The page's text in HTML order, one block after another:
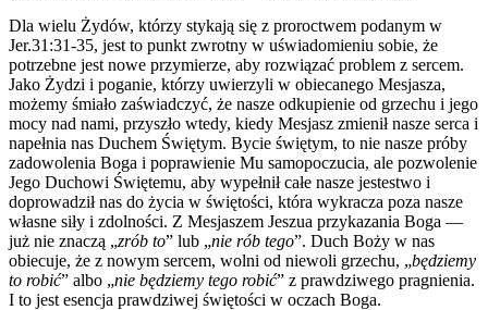
Dla wielu Żydów, którzy stykają się z proroctwem podanym w
Jer.31:31-35, jest to punkt zwrotny w uświadomieniu sobie, że
potrzebne jest nowe przymierze, aby rozwiązać problem z sercem.
Jako Żydzi i poganie, którzy uwierzyli w obiecanego Mesjasza,
możemy śmiało zaświadczyć, że nasze odkupienie od grzechu i jego
mocy nad nami, przyszło wtedy, kiedy Mesjasz zmienił nasze serca i
napełnia nas Duchem Świętym. Bycie świętym, to nie nasze próby
zadowolenia Boga i poprawienie Mu samopoczucia, ale pozwolenie
Jego Duchowi Świętemu, aby wypełnił całe nasze jestestwo i
doprowadził nas do życia w świętości, która wykracza poza nasze
własne siły i zdolności. Z Mesjaszem Jeszua przykazania Boga —
już nie znaczą „zrób to” lub „nie rób tego”. Duch Boży w nas
obiecuje, że z nowym sercem, wolni od niewoli grzechu, „będziemy
to robić” albo „nie będziemy tego robić” z prawdziwego pragnienia.
I to jest esencja prawdziwej świętości w oczach Boga.